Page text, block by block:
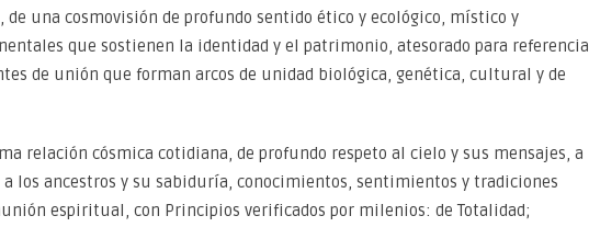
una cosmovisión de profundo sentido ético y ecológico, místico y
que sostienen la identidad y el patrimonio, atesorado para referencia
de unión que forman arcos de unidad biológica, genética, cultural y de
relación cósmica cotidiana, de profundo respeto al cielo y sus mensajes, a
los ancestros y su sabiduría, conocimientos, sentimientos y tradiciones
espiritual, con Principios verificados por milenios: de Totalidad;